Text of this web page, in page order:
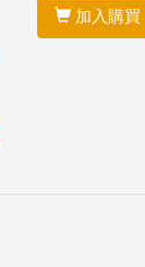
加入購買